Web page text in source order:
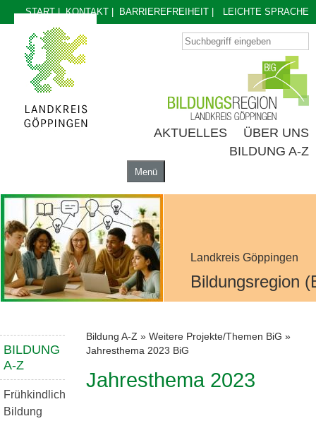
START|KONTAKT BARRIEREFREIHEIT LEICHTE SPRACHE
AKTUELLES
ÜBER UNS
BILDUNG A-Z
Menü
AKTUELLES
BILDUNG A-Z
Landkreis Göppingen
Bildungsregion
BILDUNG
A-Z
Frühkindliche
Bildung
Bildung A-Z » Weitere Projekte/Themen BiG »
Jahresthema 2023 BiG
Jahresthema 2023